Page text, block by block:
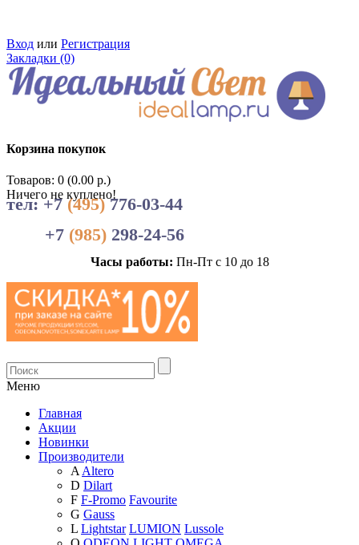
Вход или Регистрация
Закладки (0)
Корзина покупок
Товаров: 0 (0.00 р.)
Ничего не куплено!
тел: +7(495)776-03-44
+7 (985) 298-24-56
Часы работы: Пн-Пт с 10 до 18
Меню
Главная
Акции
Новинки
Производители
AAltero
D Dilart
F F-Promo Favourite
G Gauss
L Lightstar LUMION Lussole